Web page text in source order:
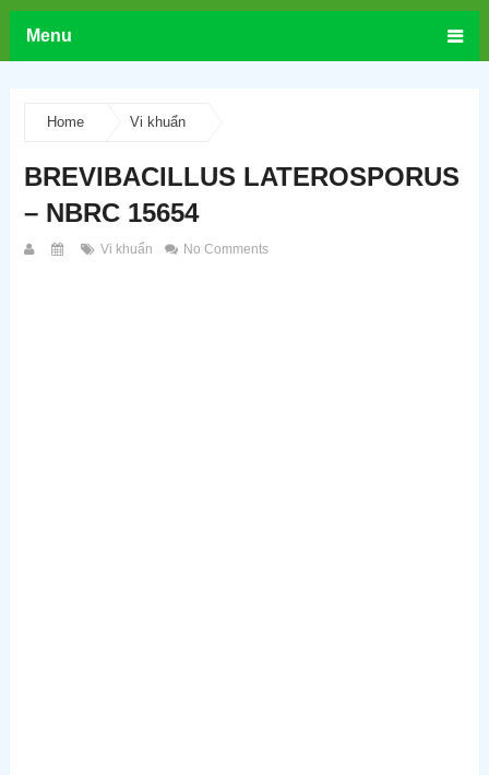
Menu
Home Vi khuẩn
BREVIBACILLUS LATEROSPORUS
– NBRC 15654
Vi khuẩn No Comments